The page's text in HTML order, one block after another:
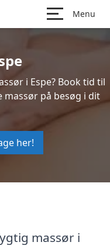
Menu
i Espe? Book tid til
massør på besøg i dit
her!
massør i